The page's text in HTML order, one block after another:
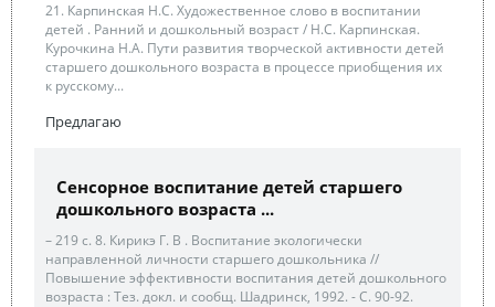
21. Карпинская Н.С. Художественное слово в воспитании
детей . Ранний и дошкольный возраст / Н.С. Карпинская.
Курочкина Н.А. Пути развития творческой активности детей
старшего дошкольного возраста в процессе приобщения их
к русскому...
Предлагаю
Сенсорное воспитание детей старшего
дошкольного возраста ...
– 219 с. 8. Кирикэ Г. В . Воспитание экологически
направленной личности старшего дошкольника //
Повышение эффективности воспитания детей дошкольного
возраста : Тез. докл. и сообщ. Шадринск, 1992. - С. 90-92.